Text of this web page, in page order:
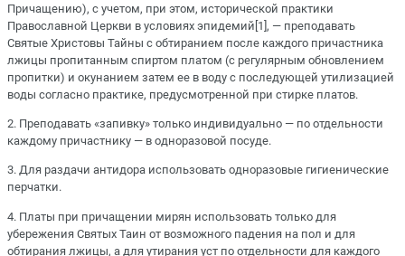
Причащению), с учетом, при этом, исторической практики
Православной Церкви в условиях эпидемий[1], — преподавать
Святые Христовы Тайны с обтиранием после каждого причастника
лжицы пропитанным спиртом платом (с регулярным обновлением
пропитки) и окунанием затем ее в воду с последующей утилизацией
воды согласно практике, предусмотренной при стирке платов.
2. Преподавать «запивку» только индивидуально — по отдельности
каждому причастнику — в одноразовой посуде.
3. Для раздачи антидора использовать одноразовые гигиенические
перчатки.
4. Платы при причащении мирян использовать только для
убережения Святых Таин от возможного падения на пол и для
обтирания лжицы, а для утирания уст по отдельности для каждого